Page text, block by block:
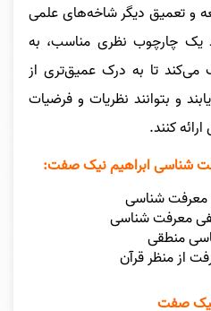
و تعمیق دیگر شاخه‌های علمی
یک چارچوب نظری مناسب، به
می‌کند تا به درک عمیق‌تری از
و بتوانند نظریات و فرضیات
کنند.
شناسی ابراهیم نیک صفت:
معرفت شناسی
معرفت شناسی
منطقی
از منظر قرآن